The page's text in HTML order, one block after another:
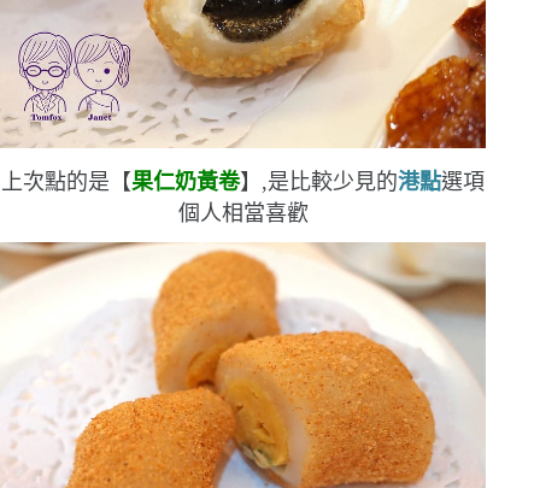
上次點的是【果仁奶黃卷】,是比較少見的港點選項
個人相當喜歡